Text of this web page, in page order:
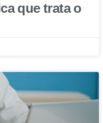
que trata o